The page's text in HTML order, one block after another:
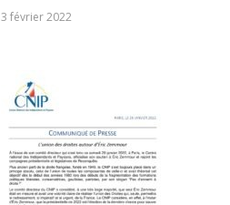
3 février 2022